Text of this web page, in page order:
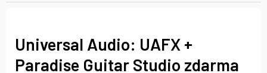
Universal Audio: UAFX +
Paradise Guitar Studio zdarma